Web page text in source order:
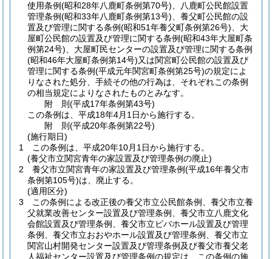
使用条例(昭和28年八鹿町条例第70号) 、八鹿町公民館設置
管理条例(昭和33年八鹿町条例第13号) 、養父町公民館の設
置及び管理に関する条例(昭和51年養父町条例第26号) 、大
屋町公民館の設置及び管理に関する条例(昭和43年大屋町条
例第24号) 、大屋町民センターの設置及び管理に関する条例
(昭和46年大屋町条例第14号)又は関宮町公民館の設置及び
管理に関する条例(平成元年関宮町条例第25号)の規定によ
りなされた処分、手続その他の行為は、それぞれこの条例
の相当規定によりなされたものとみなす。
附 則(平成17年条例第43号)
この条例は、平成18年4月1日から施行する。
附 則(平成20年条例第22号)
(施行期日)
1
この条例は、平成20年10月1日から施行する。
(養父市立関宮青年の家設置及び管理条例の廃止)
2
養父市立関宮青年の家設置及び管理条例(平成16年養父市
条例第105号)は、廃止する。
(適用区分)
3
この条例による改正後の養父市立公民館条例、養父市立養
父就業改善センター設置及び管理条例、養父市立八鹿文化
会館設置及び管理条例、養父市立ビバホール設置及び管理
条例、養父市立おおやホール設置及び管理条例、養父市立
関宮山村開発センター設置及び管理条例及び養父市養父老
人福祉センター設置及び管理条例の規定は、この条例の施